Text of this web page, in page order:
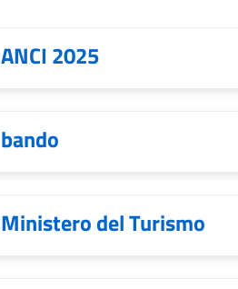
ANCI 2025
bando
Ministero del Turismo